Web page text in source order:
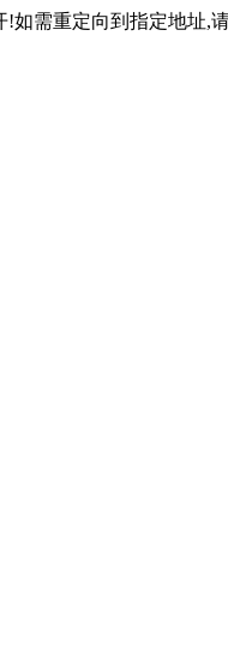
如需重定向到指定地址,